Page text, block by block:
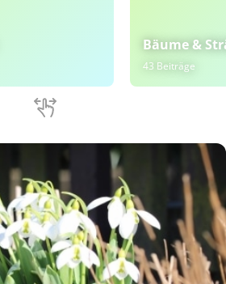
Bäume &
43 Beiträge